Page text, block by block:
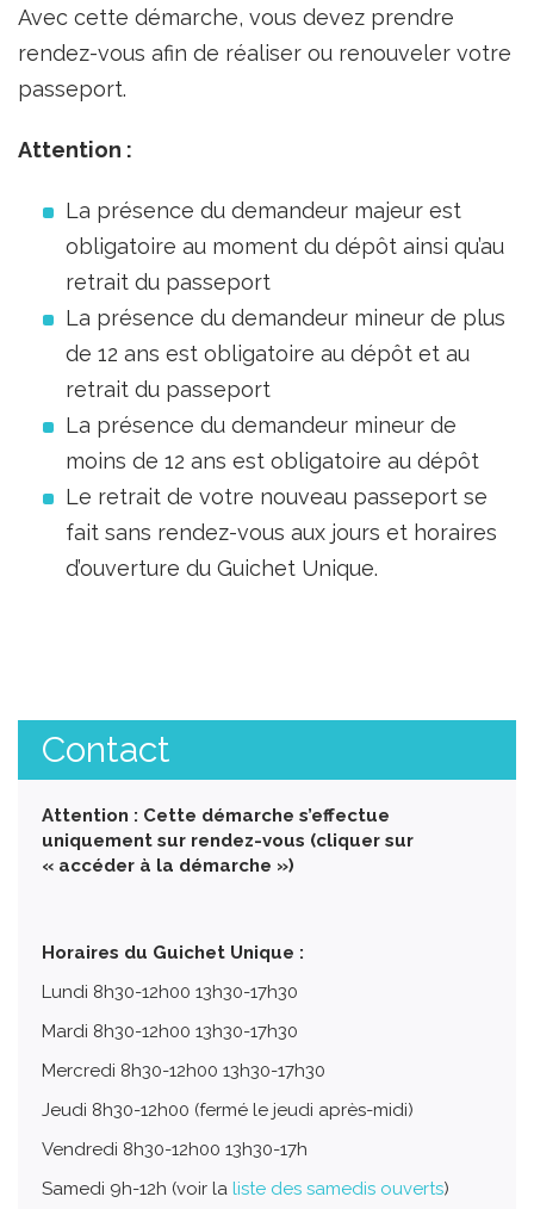
Avec cette démarche, vous devez prendre
rendez-vous afin de réaliser ou renouveler votre
passeport.
Attention :
La présence du demandeur majeur est
obligatoire au moment du dépôt ainsi qu’au
retrait du passeport
La présence du demandeur mineur de plus
de 12 ans est obligatoire au dépôt et au
retrait du passeport
La présence du demandeur mineur de
moins de 12 ans est obligatoire au dépôt
Le retrait de votre nouveau passeport se
fait sans rendez-vous aux jours et horaires
d’ouverture du Guichet Unique.
Contact
Attention : Cette démarche s’effectue
uniquement sur rendez-vous (cliquer sur
« accéder à la démarche »)
Horaires du Guichet Unique :
Lundi 8h30-12h00 13h30-17h30
Mardi 8h30-12h00 13h30-17h30
Mercredi 8h30-12h00 13h30-17h30
Jeudi 8h30-12h00 (fermé le jeudi après-midi)
Vendredi 8h30-12h00 13h30-17h
Samedi 9h-12h (voir la liste des samedis ouverts)